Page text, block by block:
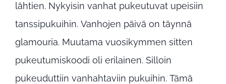
lähtien. Nykyisin vanhat pukeutuvat upeisiin
tanssipukuihin. Vanhojen päivä on täynnä
glamouria. Muutama vuosikymmen sitten
pukeutumiskoodi oli erilainen. Silloin
pukeuduttiin vanhahtaviin pukuihin. Tämä